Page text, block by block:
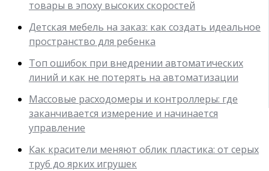
товары в эпоху высоких скоростей
Детская мебель на заказ: как создать идеальное
пространство для ребенка
Топ ошибок при внедрении автоматических
линий и как не потерять на автоматизации
Массовые расходомеры и контроллеры: где
заканчивается измерение и начинается
управление
Как красители меняют облик пластика: от серых
труб до ярких игрушек